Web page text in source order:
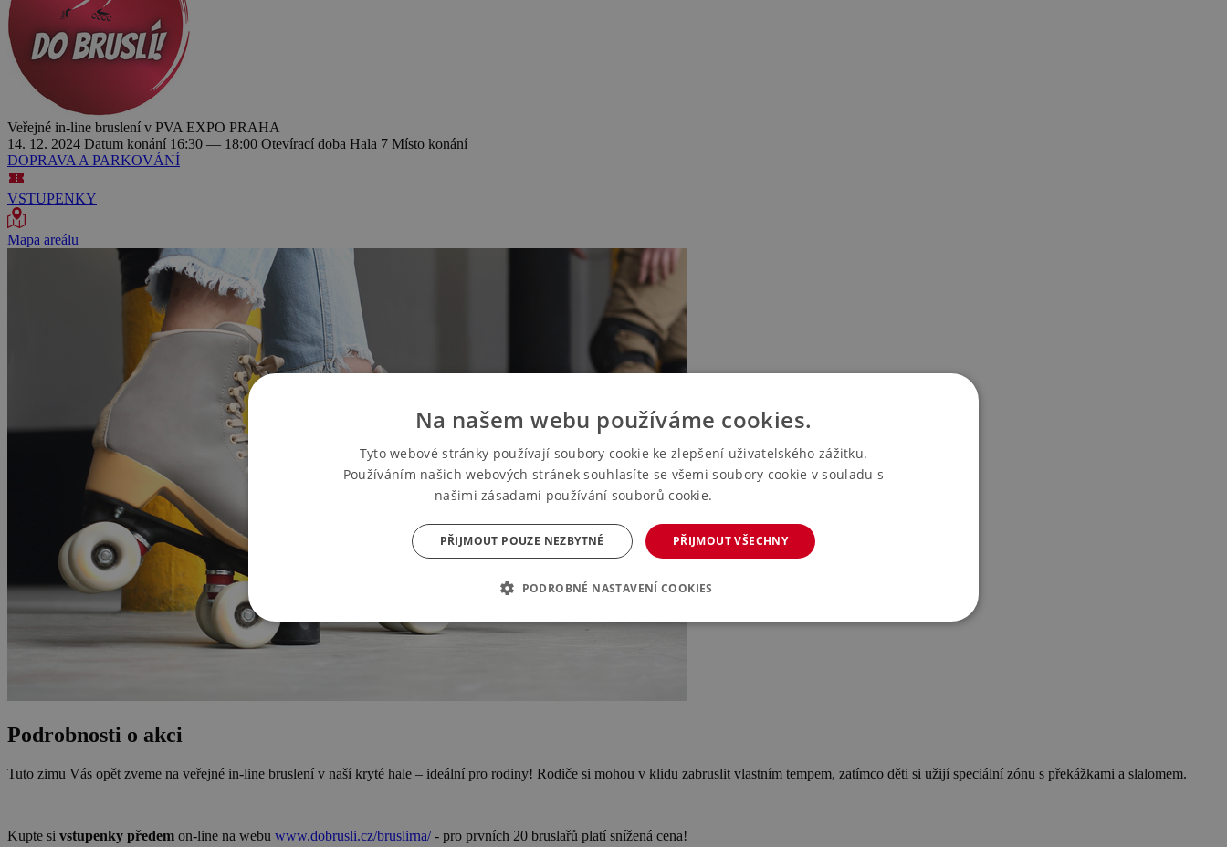
Veřejné in-line bruslení v PVA EXPO PRAHA
14. 12. 2024 Datum konání 16:30 — 18:00 Otevírací doba Hala 7 Místo konání
DOPRAVA A PARKOVÁNÍ
VSTUPENKY
Mapa areálu
Podrobnosti o akci
Tuto zimu Vás opět zveme na veřejné in-line bruslení v naší kryté hale – ideální pro rodiny! Rodiče si mohou v klidu zabruslit vlastním tempem, zatímco děti si užijí speciální zónu s překážkami a slalomem.
Kupte si vstupenky předem on-line na webu www.dobrusli.cz/bruslirna/- pro prvních 20 bruslařů platí snížená cena!
Na našem webu používáme cookies.
Tyto webové stránky používají soubory cookie ke zlepšení uživatelského zážitku.
Používáním našich webových stránek souhlasíte se všemi soubory cookie v souladu s
našimi zásadami používání souborů cookie.
PŘIJMOUT VŠECHNY
PŘIJMOUT POUZE NEZBYTNÉ
PODROBNÉ NASTAVENÍ COOKIES